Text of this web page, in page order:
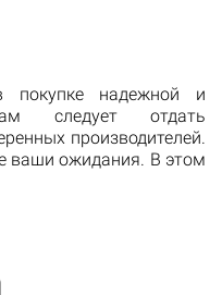
покупке надежной и
следует отдать
производителей.
ваши ожидания. В этом